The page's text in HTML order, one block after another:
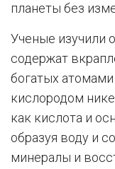
планеты без
Ученые изучили
содержат
богатых
кислородом
как кислота и
образуя воду и
минералы и